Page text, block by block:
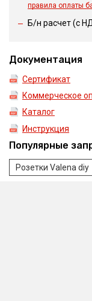
правила оплаты
Б/н расчет (c
Документация
Сертификат
Коммерческое
Каталог
Инструкция
Популярные
Розетки Valena diy